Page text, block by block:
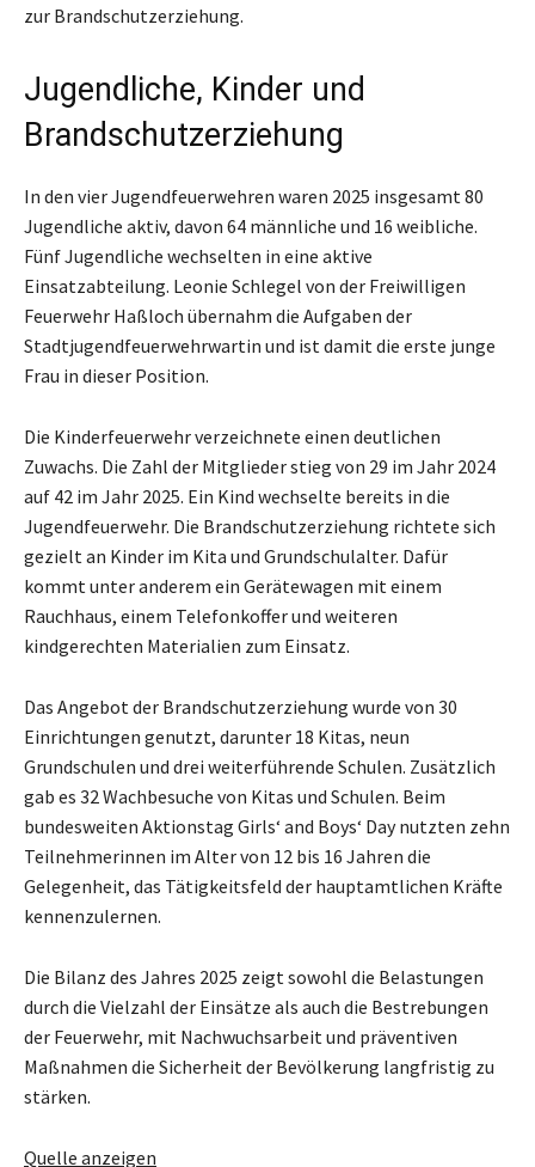
zur Brandschutzerziehung.
Jugendliche, Kinder und
Brandschutzerziehung
In den vier Jugendfeuerwehren waren 2025 insgesamt 80
Jugendliche aktiv, davon 64 männliche und 16 weibliche.
Fünf Jugendliche wechselten in eine aktive
Einsatzabteilung. Leonie Schlegel von der Freiwilligen
Feuerwehr Haßloch übernahm die Aufgaben der
Stadtjugendfeuerwehrwartin und ist damit die erste junge
Frau in dieser Position.
Die Kinderfeuerwehr verzeichnete einen deutlichen
Zuwachs. Die Zahl der Mitglieder stieg von 29 im Jahr 2024
auf 42 im Jahr 2025. Ein Kind wechselte bereits in die
Jugendfeuerwehr. Die Brandschutzerziehung richtete sich
gezielt an Kinder im Kita und Grundschulalter. Dafür
kommt unter anderem ein Gerätewagen mit einem
Rauchhaus, einem Telefonkoffer und weiteren
kindgerechten Materialien zum Einsatz.
Das Angebot der Brandschutzerziehung wurde von 30
Einrichtungen genutzt, darunter 18 Kitas, neun
Grundschulen und drei weiterführende Schulen. Zusätzlich
gab es 32 Wachbesuche von Kitas und Schulen. Beim
bundesweiten Aktionstag Girls‘ and Boys‘ Day nutzten zehn
Teilnehmerinnen im Alter von 12 bis 16 Jahren die
Gelegenheit, das Tätigkeitsfeld der hauptamtlichen Kräfte
kennenzulernen.
Die Bilanz des Jahres 2025 zeigt sowohl die Belastungen
durch die Vielzahl der Einsätze als auch die Bestrebungen
der Feuerwehr, mit Nachwuchsarbeit und präventiven
Maßnahmen die Sicherheit der Bevölkerung langfristig zu
stärken.
Quelle anzeigen